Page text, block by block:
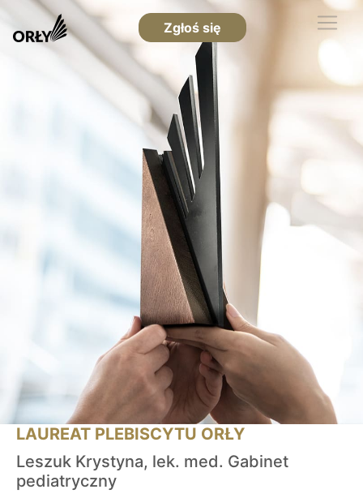
Zgłoś się
LAUREAT PLEBISCYTU ORŁY
Leszuk Krystyna, lek. med. Gabinet
pediatryczny